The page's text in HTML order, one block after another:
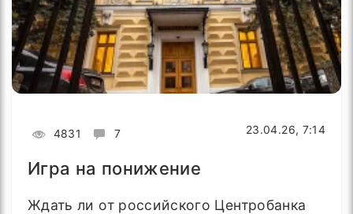
4831 7 23.04.26, 7:14
Игра на понижение
Ждать ли от российского Центробанка